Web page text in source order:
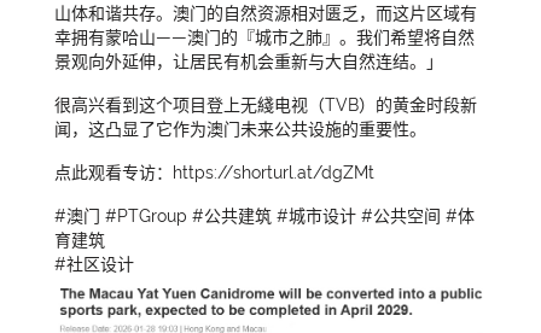
山体和谐共存。澳门的自然资源相对匮乏，而这片区域有
幸拥有蒙哈山——澳门的『城市之肺』。我们希望将自然
景观向外延伸，让居民有机会重新与大自然连结。」
很高兴看到这个项目登上无綫电视（TVB）的黄金时段新
闻，这凸显了它作为澳门未来公共设施的重要性。
点此观看专访：https://shorturl.at/dgZMt
#澳门 #PTGroup #公共建筑 #城市设计 #公共空间 #体
育建筑
#社区设计